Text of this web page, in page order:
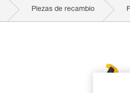
Piezas de recambio